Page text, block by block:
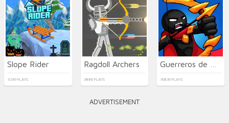
Slope Rider
1049 PLAYS
Ragdoll Archers
3886 PLAYS 16839 PLAYS
ADVERTISEMENT